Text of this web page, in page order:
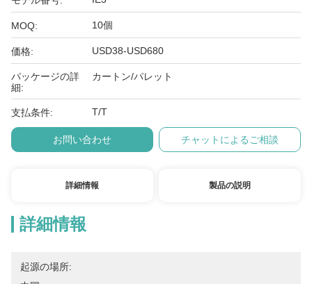
MOQ: 10個
価格: USD38-USD680
パッケージの詳
細:
カートン/パレット
支払条件: T/T
お問い合わせ チャットによるご相談
詳細情報 製品の説明
詳細情報
起源の場所: